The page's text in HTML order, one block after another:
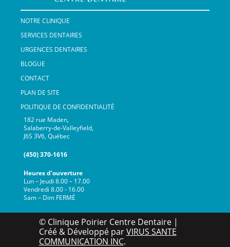
NOTRE CLINIQUE
SERVICES DENTAIRES
URGENCES DENTAIRES
BLOGUE
CONTACT
PLAN DE SITE
POLITIQUE DE CONFIDENTIALITÉ
182 rue Maden,
Salaberry-de-Valleyfield,
J6S 3V6, Québec
(450) 370-1616
Heures d’ouverture
Lun – Jeudi 8.00 – 17.00
Vendredi 8.00 - 16.00
Sam – Dim FERMÉ
© Clinique Poirier Centre Dentaire |
Créé & Développé parVIRUS SANTE
COMMUNICATION INC.